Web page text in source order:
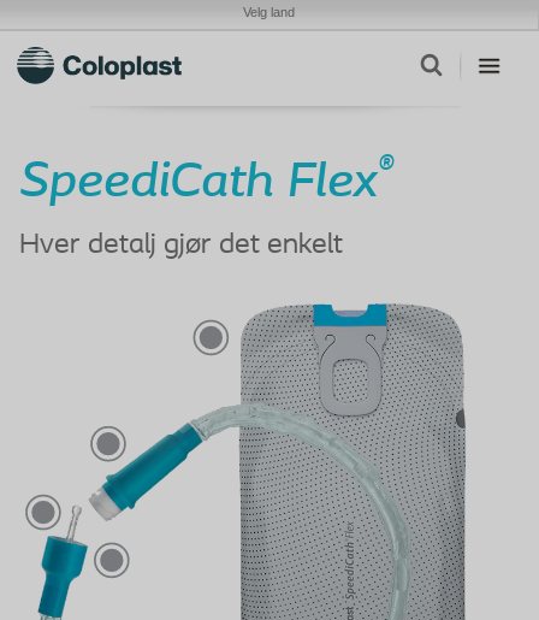
Velg land
SpeediCath Flex®
Hver detalj gjør det enkelt